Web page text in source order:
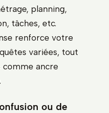
planning,
tâches, etc.
renforce votre
variées, tout
comme ancre
ou de